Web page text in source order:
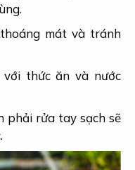
mát và tránh
thức ăn và nước
phải rửa tay sạch sẽ